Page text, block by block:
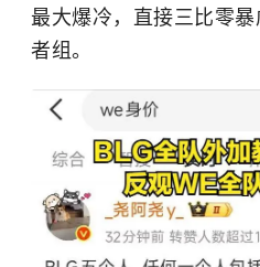
最大爆冷，直接三比零
者组。